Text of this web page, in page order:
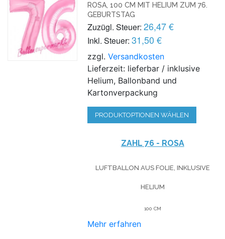
ROSA, 100 CM MIT HELIUM ZUM 76.
GEBURTSTAG
Zuzügl. Steuer: 26,47 €
Inkl. Steuer: 31,50 €
zzgl.Versandkosten
Lieferzeit: lieferbar / inklusive
Helium, Ballonband und
Kartonverpackung
PRODUKTOPTIONEN WÄHLEN
ZAHL 76 - ROSA
LUFTBALLON AUS FOLIE, INKLUSIVE
HELIUM
100 CM
Mehr erfahren